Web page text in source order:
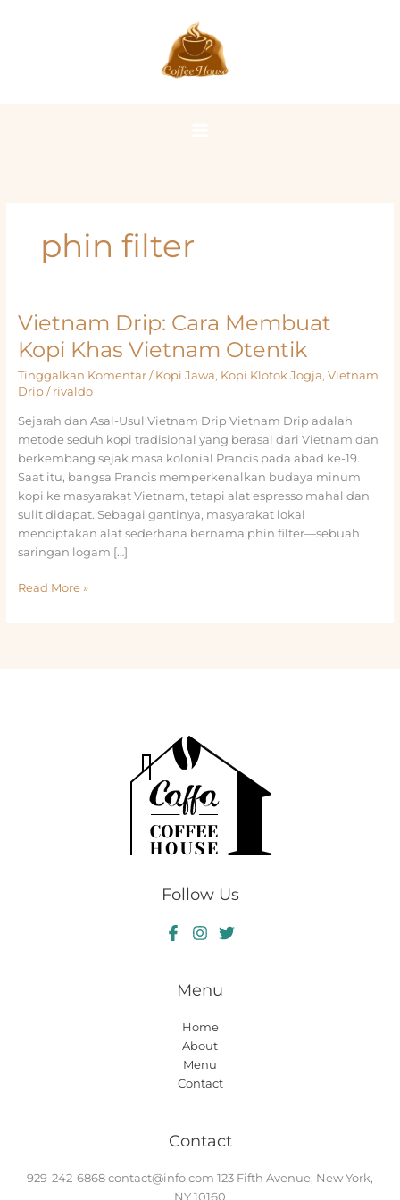
phin filter
Vietnam Drip: Cara Membuat
Kopi Khas Vietnam Otentik
Tinggalkan Komentar / Kopi Jawa, Kopi Klotok Jogja, Vietnam
Drip/ rivaldo
Sejarah dan Asal-Usul Vietnam Drip Vietnam Drip adalah
metode seduh kopi tradisional yang berasal dari Vietnam dan
berkembang sejak masa kolonial Prancis pada abad ke-19.
Saat itu, bangsa Prancis memperkenalkan budaya minum
kopi ke masyarakat Vietnam, tetapi alat espresso mahal dan
sulit didapat. Sebagai gantinya, masyarakat lokal
menciptakan alat sederhana bernama phin filter—sebuah
saringan logam […]
Vietnam
Read More »
Follow Us
Menu
Home
About
Menu
Contact
Contact
929-242-6868 contact@info.com 123 Fifth Avenue, New York,
NY 10160